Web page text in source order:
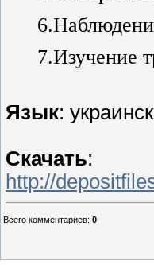
7.Изучение
Язык:
Скачать:
http://
Всего комментариев: 0